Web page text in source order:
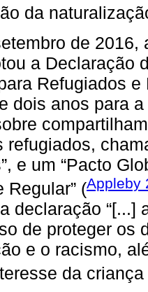
da
de
a Declaração
Refugiados
dois anos para
refugiados,
e um “Pacto
Regular” (Appleby
declaração “[...]
de proteger os
e o racismo,
da criança